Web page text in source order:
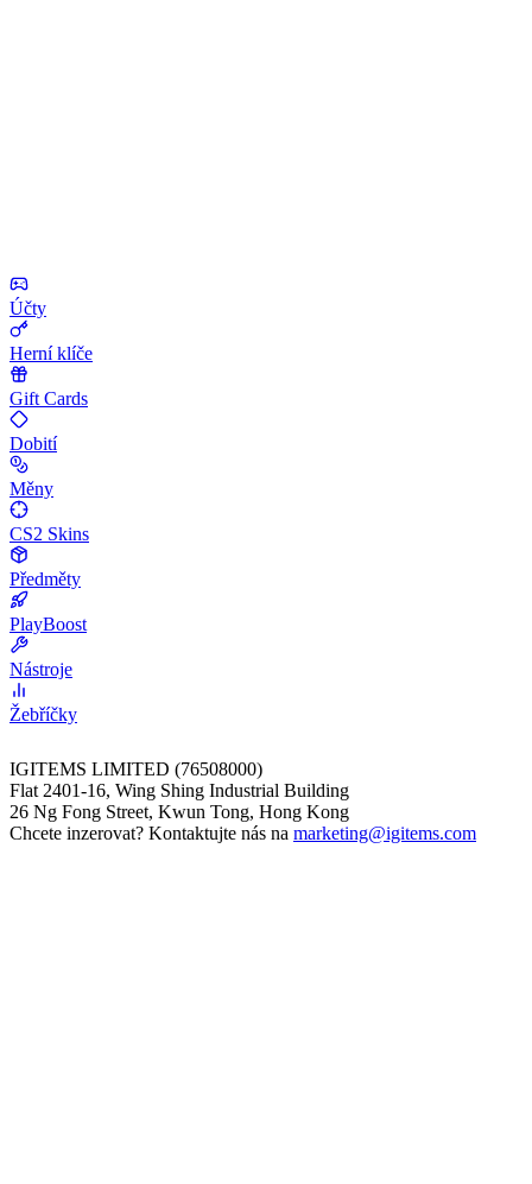
Účty
Herní klíče
Gift Cards
Dobití
Měny
CS2 Skins
Předměty
PlayBoost
Nástroje
Žebříčky
IGITEMS LIMITED (76508000)
Flat 2401-16, Wing Shing Industrial Building
26 Ng Fong Street, Kwun Tong, Hong Kong
Chcete inzerovat? Kontaktujte nás na marketing@igitems.com